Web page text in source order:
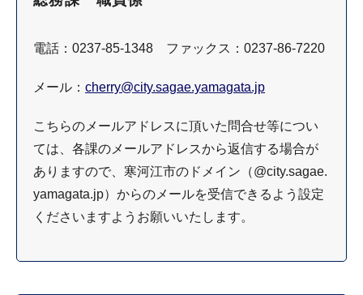
電話：0237-85-1348 ファックス：0237-86-7220
メール： cherry@city.sagae.yamagata.jp
こちらのメールアドレスに頂いた問合せ等につい
ては、各課のメールアドレスから返信する場合が
ありますので、寒河江市のドメイン（@city.sagae.
yamagata.jp）からのメールを受信できるよう設定
くださいますようお願いいたします。